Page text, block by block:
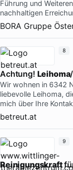
Führung und
nachhaltigen
BORA Gruppe
Achtung! Leihoma/
Wir wohnen in 6342
liebevolle Leihoma,
mich über Ihre
betreut.at
8
Reinigungskraft
9